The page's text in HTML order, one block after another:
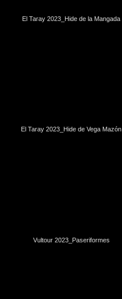
El Taray 2023_Hide de la Mangada
El Taray 2023_Hide de Vega Mazón
Vultour 2023_Paseriformes